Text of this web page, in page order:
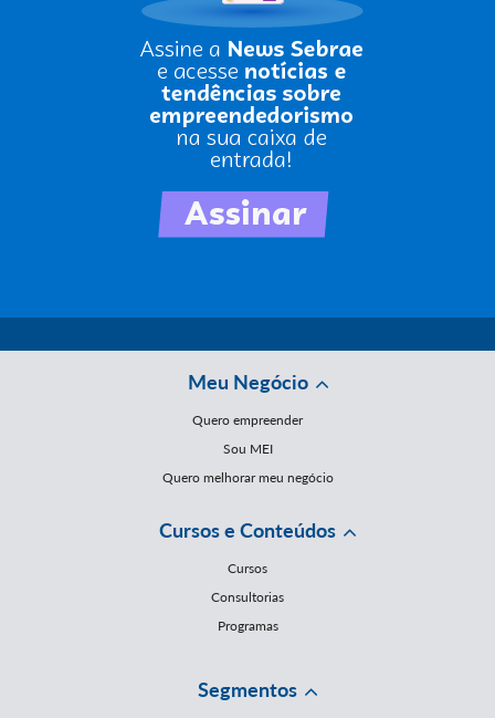
Meu Negócio
Quero empreender
Sou MEI
Quero melhorar meu negócio
Cursos e Conteúdos
Cursos
Consultorias
Programas
Segmentos